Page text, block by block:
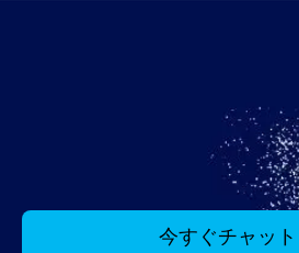
今すぐチャット